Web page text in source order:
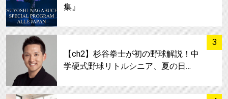
集』
3
【ch2】杉谷拳士が初の野球解説！中
学硬式野球リトルシニア、夏の日…